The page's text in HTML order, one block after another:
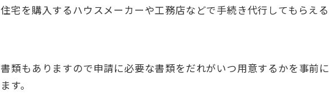
宅を購入するハウスメーカーや工務店などで手続き代行してもらえる
類もありますので申請に必要な書類をだれがいつ用意するかを事前に
す。